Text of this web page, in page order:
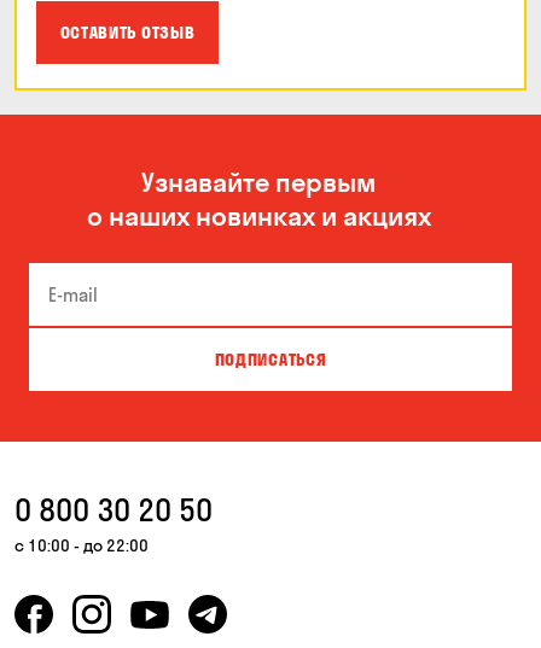
ОСТАВИТЬ ОТЗЫВ
Узнавайте первым
о наших новинках и акциях
ПОДПИСАТЬСЯ
0 800 30 20 50
с 10:00 - до 22:00